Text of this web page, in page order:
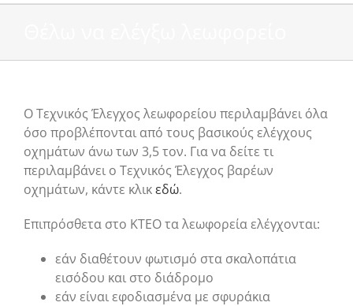
Ο Τεχνικός Έλεγχος λεωφορείου περιλαμβάνει όλα
όσο προβλέπονται από τους βασικούς ελέγχους
οχημάτων άνω των 3,5 τον. Για να δείτε τι
περιλαμβάνει ο Τεχνικός Έλεγχος βαρέων
οχημάτων, κάντε κλικεδώ.
Επιπρόσθετα στο ΚΤΕΟ τα λεωφορεία ελέγχονται:
εάν διαθέτουν φωτισμό στα σκαλοπάτια
εισόδου και στο διάδρομο
εάν είναι εφοδιασμένα με σφυράκια